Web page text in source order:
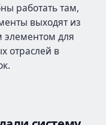
работать там,
выходят из
элементом для
отраслей в